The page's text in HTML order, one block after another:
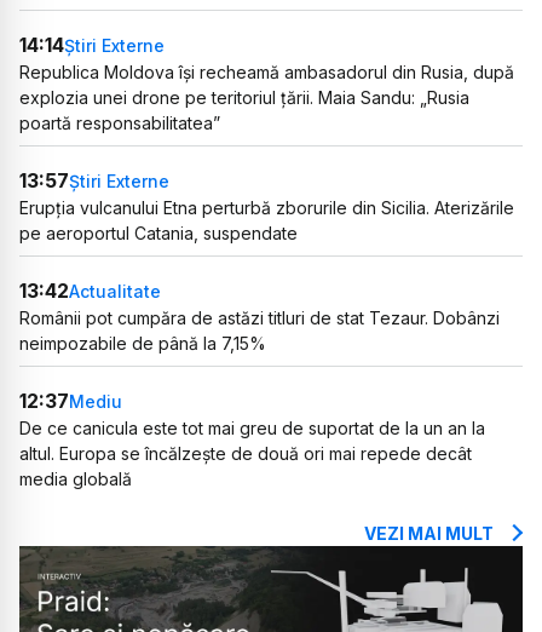
14:14Știri Externe
Republica Moldova își recheamă ambasadorul din Rusia, după
explozia unei drone pe teritoriul țării. Maia Sandu: „Rusia
poartă responsabilitatea”
13:57Știri Externe
Erupția vulcanului Etna perturbă zborurile din Sicilia. Aterizările
pe aeroportul Catania, suspendate
13:42Actualitate
Românii pot cumpăra de astăzi titluri de stat Tezaur. Dobânzi
neimpozabile de până la 7,15%
12:37Mediu
De ce canicula este tot mai greu de suportat de la un an la
altul. Europa se încălzește de două ori mai repede decât
media globală
VEZI MAI MULT